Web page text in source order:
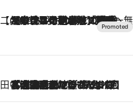
【CREA×星野リゾート】唯一無二。癒しと発見が待つ場所へ
2026.8.7
【トンボの足水浴】ヒノキの香りに包まれて涼感マックス！約13℃の湧水かけ流しを避暑地「星野温泉 トンボの湯」で体験
田中稲の勝手に再ブーム
2026.8.7
「湘南乃風に憧れて」観客大盛上がりの“タオル回し”に、ラッパー顔負けの高速歌唱まで…さだまさし（74）のアグレッシブすぎる現在地